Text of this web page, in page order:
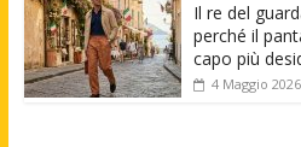
Il re del
perché il
capo più
4 Maggio 2026